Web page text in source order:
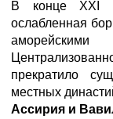
В конце XXI
ослабленная
прекратило
местных
Ассирия и